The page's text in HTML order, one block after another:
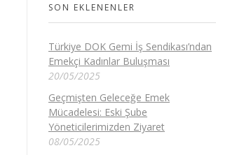
SON EKLENENLER
Türkiye DOK Gemi İş Sendikası’ndan
Emekçi Kadınlar Buluşması
20/05/2025
Geçmişten Geleceğe Emek
Mücadelesi: Eski Şube
Yöneticilerimizden Ziyaret
08/05/2025